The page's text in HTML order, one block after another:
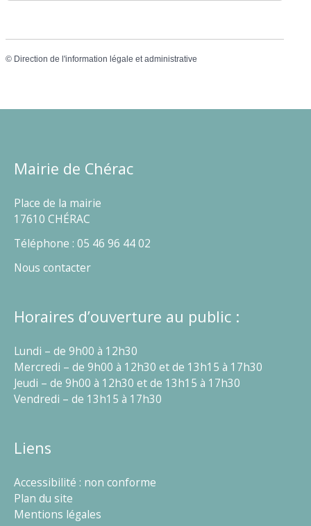
© Direction de l'information légale et administrative
Mairie de Chérac
Place de la mairie
17610 CHÉRAC
Téléphone : 05 46 96 44 02
Nous contacter
Horaires d’ouverture au public :
Lundi – de 9h00 à 12h30
Mercredi – de 9h00 à 12h30 et de 13h15 à 17h30
Jeudi – de 9h00 à 12h30 et de 13h15 à 17h30
Vendredi – de 13h15 à 17h30
Liens
Accessibilité : non conforme
Plan du site
Mentions légales